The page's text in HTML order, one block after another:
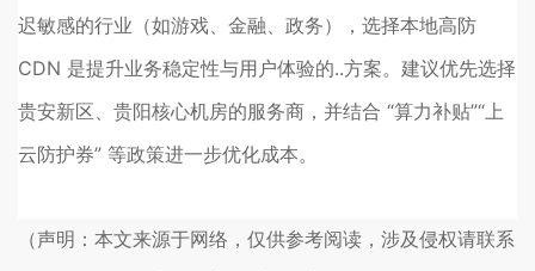
迟敏感的行业（如游戏、金融、政务），选择本地高防
CDN 是提升业务稳定性与用户体验的..方案。建议优先选择
贵安新区、贵阳核心机房的服务商，并结合 “算力补贴”“上
云防护券” 等政策进一步优化成本。
（声明：本文来源于网络，仅供参考阅读，涉及侵权请联系